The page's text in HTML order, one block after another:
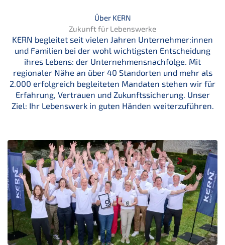
Über KERN
Zukunft für Lebenswerke
KERN begleitet seit vielen Jahren Unternehmer:innen
und Familien bei der wohl wichtigsten Entscheidung
ihres Lebens: der Unternehmensnachfolge. Mit
regionaler Nähe an über 40 Standorten und mehr als
2.000 erfolgreich begleiteten Mandaten stehen wir für
Erfahrung, Vertrauen und Zukunftssicherung. Unser
Ziel: Ihr Lebenswerk in guten Händen weiterzuführen.